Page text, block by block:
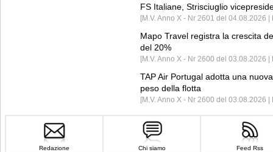
FS Italiane, Strisciuglio
[M.V. Anno X - Nr 2601 del 04.08.2026 |
Mapo Travel registra la crescita
del 20%
[M.V. Anno X - Nr 2600 del 03.08.2026 |
TAP Air Portugal adotta una
peso della flotta
[M.V. Anno X - Nr 2600 del 03.08.2026
Redazione Chi siamo Feed Rss